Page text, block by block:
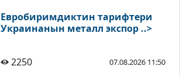
Евробиримдиктин тарифтери
Украинанын металл экспор ..>
2250 07.08.2026 11:50